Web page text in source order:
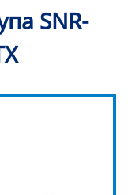
SNR-